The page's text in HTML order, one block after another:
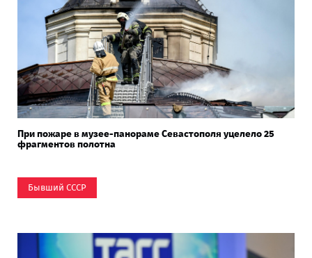
При пожаре в музее-панораме Севастополя уцелело 25
фрагментов полотна
Бывший СССР